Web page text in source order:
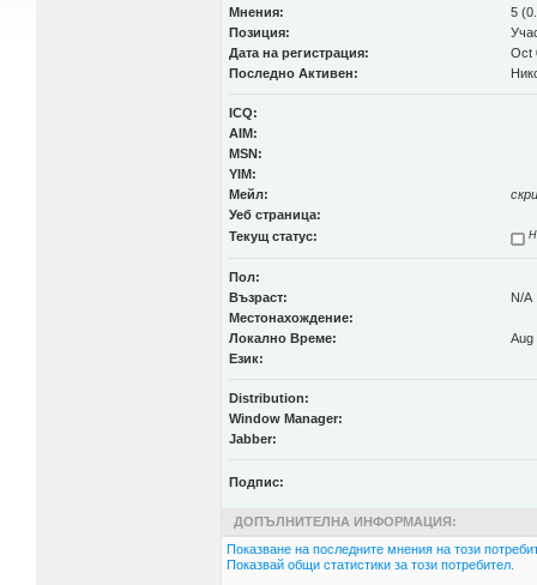
Мнения:
5
Позиция:
Дата на регистрация:
Oct
Последно Активен:
ICQ:
AIM:
MSN:
YIM:
Мейл:
Уеб страница:
Текущ статус:
Пол:
Възраст:
N/A
Местонахождение:
Локално Време:
Aug
Език:
Distribution:
Window Manager:
Jabber:
Подпис:
ДОПЪЛНИТЕЛНА ИНФОРМАЦИЯ:
Показване на последните мнения на този
Показвай общи статистики за този потребител.